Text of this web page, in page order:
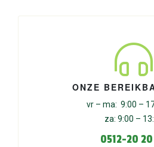
ONZE
vr – ma: 9:00 –
za: 9:00 –
0512-20